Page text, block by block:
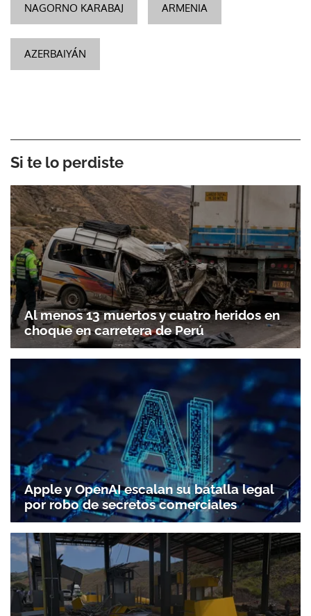
NAGORNO KARABAJ ARMENIA
AZERBAIYÁN
Si te lo perdiste
Al menos 13 muertos y cuatro heridos en
choque en carretera de Perú
Apple y OpenAI escalan su batalla legal
por robo de secretos comerciales